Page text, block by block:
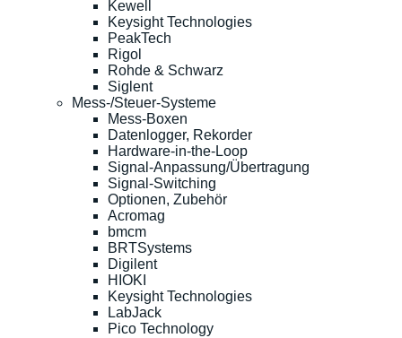
Kewell
Keysight Technologies
PeakTech
Rigol
Rohde & Schwarz
Siglent
Mess-/Steuer-Systeme
Mess-Boxen
Datenlogger, Rekorder
Hardware-in-the-Loop
Signal-Anpassung/Übertragung
Signal-Switching
Optionen, Zubehör
Acromag
bmcm
BRTSystems
Digilent
HIOKI
Keysight Technologies
LabJack
Pico Technology